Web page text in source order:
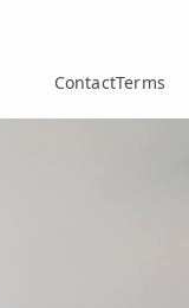
ContactTerms